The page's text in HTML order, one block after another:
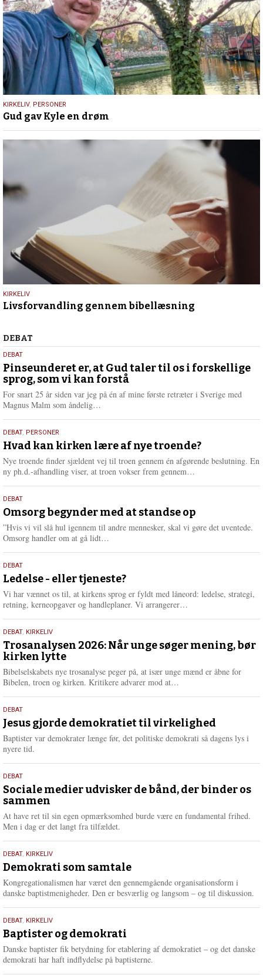
9.
juli
2026
KIRKELIV, PERSONER
Gud gav Kyle en drøm
9.
juli
KIRKELIV
Livsforvandling gennem bibellæsning
Debat
DEBAT
5.
august
2026
DEBAT
Pinseunderet er, at Gud taler til os i forskellige
sprog, som vi kan forstå
For snart 25 år siden var jeg på én af mine første retræter i Sverige med
Magnus Malm som åndelig…
e
r
e
25.
juli
2026
DEBAT, PERSONER
Hvad kan kirken lære af nye troende?
Nye troende finder sjældent vej til troen gennem én afgørende beslutning. En
ny ph.d.-afhandling viser, at troen vokser frem gennem…
e
r
e
9.
juli
2026
DEBAT
Omsorg begynder med at standse op
”Hvis vi vil slå hul igennem til andre mennesker, skal vi gøre det uventede.
Omsorg handler om at gå lidt…
e
r
e
10.
juni
2026
DEBAT
Ledelse - eller tjeneste?
Vi har vænnet os til, at kirkens sprog er fyldt med låneord: ledelse, strategi,
retning, kerneopgaver og handleplaner. Vi arrangerer…
e
2.
juni
2026
DEBAT, KIRKELIV
Trosanalysen 2026: Når unge søger mening, bør
kirken lytte
Bibelselskabets nye trosanalyse peger på, at især unge mænd er åbne for
Bibelen, troen og kirken. Kritikere advarer mod at…
e
r
e
18.
maj
2026
DEBAT
Jesus gjorde demokratiet til virkelighed
Baptister var demokrater længe før, det politiske demokrati så dagens lys i
nyere tid.
18.
maj
2026
DEBAT
Sociale medier udvisker de bånd, der binder os
sammen
At have ret til sin egen opmærksomhed burde være en fundamental frihed.
Men i dag er det langt fra tilfældet.
18.
maj
2026
DEBAT, KIRKELIV
Demokrati som samtale
Kongregationalismen har været den gennemgående organisationsform i
danske baptistmenigheder. Den er besværlig og langsom – og til diskussion.
18.
maj
2026
DEBAT, KIRKELIV
Baptister og demokrati
Danske baptister fik betydning for etablering af demokratiet – og det danske
demokrati har haft indflydelse på baptisterne.